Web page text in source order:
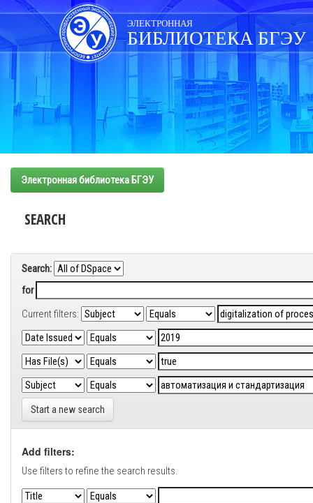
Skip
navigation
ЭЛЕКТРОННАЯ
БИБЛИОТЕКА БГЭУ
Электронная библиотека БГЭУ
SEARCH
Search:
for
Current filters:
Start a new search
Add filters:
Use filters to refine the search results.